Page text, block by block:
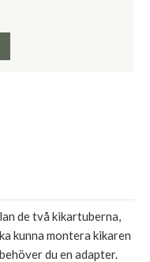
Pris:
de två kikartuberna,
kunna montera kikaren
du en adapter.